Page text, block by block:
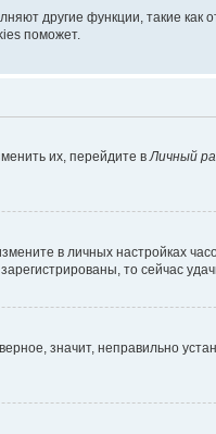
другие функции, такие
поможет.
их, перейдите в Личный
в личных настройках
то сейчас
значит, неправильно